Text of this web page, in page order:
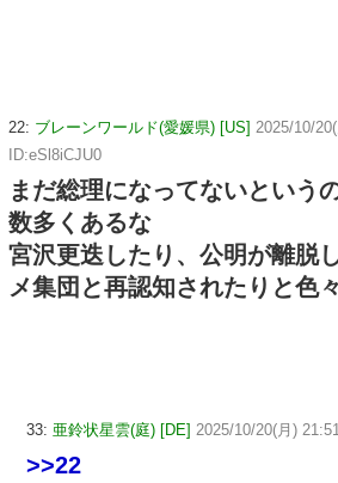
22: ブレーンワールド(愛媛県) [US] 2025/10/
ID:eSl8iCJU0
まだ総理になってないという
数多くあるな
宮沢更迭したり、公明が離脱
メ集団と再認知されたりと色々
33: 亜鈴状星雲(庭) [DE] 2025/10/20(月)
>>22